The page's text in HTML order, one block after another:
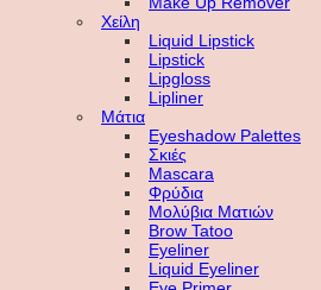
Χείλη
Liquid Lipstick
Lipstick
Lipgloss
Lipliner
Μάτια
Eyeshadow Palettes
Σκιές
Mascara
Φρύδια
Μολύβια Ματιών
Brow Tatoo
Eyeliner
Liquid Eyeliner